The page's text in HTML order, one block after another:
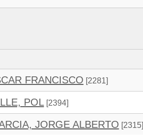
FRANCISCO [2281]
POL[2394]
JORGE ALBERTO [2315]